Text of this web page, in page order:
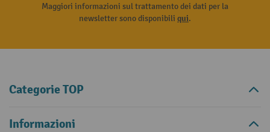
Maggiori informazioni sul trattamento dei dati per la
newsletter sono disponibili qui.
Categorie TOP
Informazioni